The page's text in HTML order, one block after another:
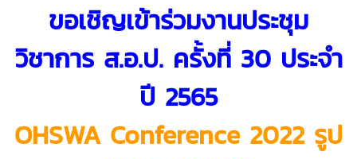
ขอเชิญเข้าร่วมงานประชุม
วิชาการ ส.อ.ป. ครั้งที่ 30 ประจำ
ปี 2565
OHSWA Conference 2022 รูป